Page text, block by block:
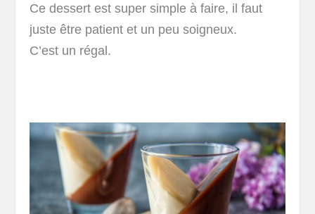
Ce dessert est super simple à faire, il faut
juste être patient et un peu soigneux.
C’est un régal.